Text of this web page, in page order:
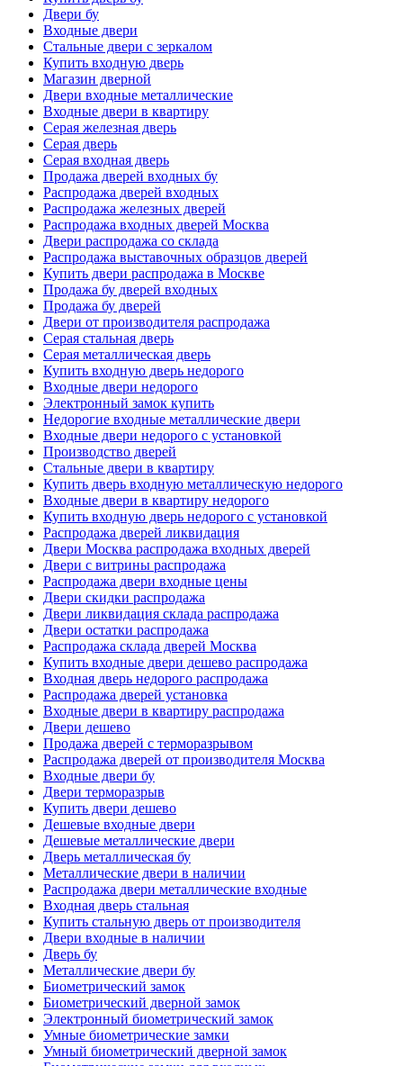
Двери бу
Входные двери
Стальные двери с зеркалом
Купить входную дверь
Магазин дверной
Двери входные металлические
Входные двери в квартиру
Серая железная дверь
Серая дверь
Серая входная дверь
Продажа дверей входных бу
Распродажа дверей входных
Распродажа железных дверей
Распродажа входных дверей Москва
Двери распродажа со склада
Распродажа выставочных образцов дверей
Купить двери распродажа в Москве
Продажа бу дверей входных
Продажа бу дверей
Двери от производителя распродажа
Серая стальная дверь
Серая металлическая дверь
Купить входную дверь недорого
Входные двери недорого
Электронный замок купить
Недорогие входные металлические двери
Входные двери недорого с установкой
Производство дверей
Стальные двери в квартиру
Купить дверь входную металлическую недорого
Входные двери в квартиру недорого
Купить входную дверь недорого с установкой
Распродажа дверей ликвидация
Двери Москва распродажа входных дверей
Двери с витрины распродажа
Распродажа двери входные цены
Двери скидки распродажа
Двери ликвидация склада распродажа
Двери остатки распродажа
Распродажа склада дверей Москва
Купить входные двери дешево распродажа
Входная дверь недорого распродажа
Распродажа дверей установка
Входные двери в квартиру распродажа
Двери дешево
Продажа дверей с терморазрывом
Распродажа дверей от производителя Москва
Входные двери бу
Двери терморазрыв
Купить двери дешево
Дешевые входные двери
Дешевые металлические двери
Дверь металлическая бу
Металлические двери в наличии
Распродажа двери металлические входные
Входная дверь стальная
Купить стальную дверь от производителя
Двери входные в наличии
Дверь бу
Металлические двери бу
Биометрический замок
Биометрический дверной замок
Электронный биометрический замок
Умные биометрические замки
Умный биометрический дверной замок